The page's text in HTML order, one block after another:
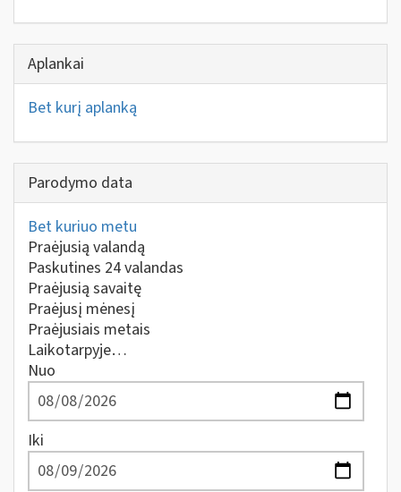
Aplankai
Bet kurį aplanką
Parodymo data
Bet kuriuo metu
Praėjusią valandą
Paskutines 24 valandas
Praėjusią savaitę
Praėjusį mėnesį
Praėjusiais metais
Laikotarpyje…
Nuo
Iki